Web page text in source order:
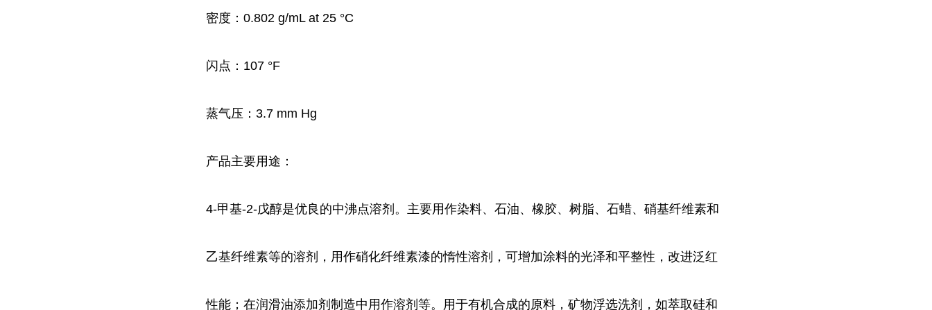
密度： 0.802 g/mL at 25 °C
闪点： 107 °F
蒸气压： 3.7 mm Hg
产品主要用途：
4-甲基-2-戊醇是优良的中沸点溶剂。主要用作染料、石油、橡胶、树脂、石蜡、硝基纤维素和
乙基纤维素等的溶剂，用作硝化纤维素漆的惰性溶剂，可增加涂料的光泽和平整性，改进泛红
性能；在润滑油添加剂制造中用作溶剂等。用于有机合成的原料，矿物浮选洗剂，如萃取硅和